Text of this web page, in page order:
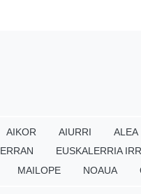
AIKOR AIURRI ALEA
ERRAN EUSKALERRIA
MAILOPE NOAUA